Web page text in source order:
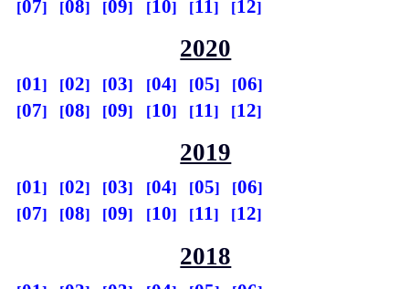
07 08 09 10 11 12
2020
01 02 03 04 05
06
07
08 09 10 11 12
2019
01 02 03 04 05
06
07
08 09 10 11 12
2018